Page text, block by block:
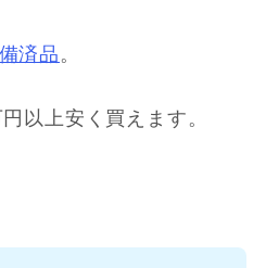
済品。
以上安く買えます。